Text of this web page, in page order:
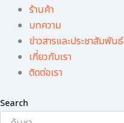
ร้านค้า
บทความ
ข่าวสารและประชาสัมพันธ์
เกี่ยวกับเรา
ติดต่อเรา
Search